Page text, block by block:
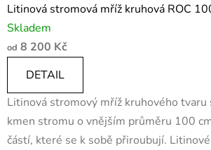
Litinová stromová mříž kruhová ROC
Skladem
od 8 200 Kč
DETAIL
Litinová stromový mříž kruhového tvaru
kmen stromu o vnějším průměru 100
částí, které se k sobě přiroubují.